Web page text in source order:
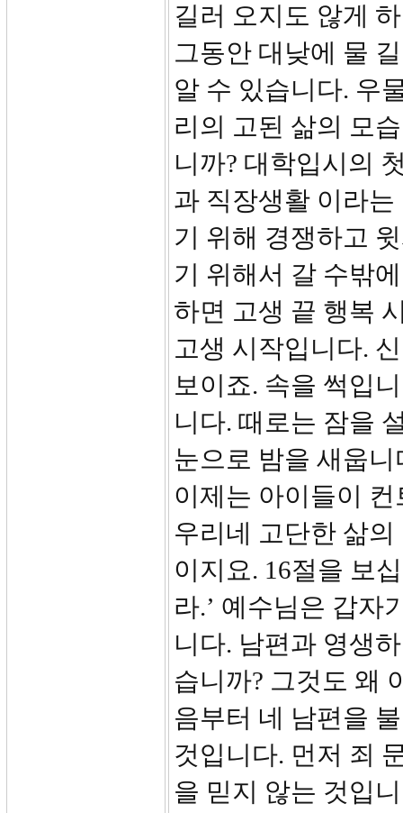
길러 오지도 않게
그동안 대낮에 물
알 수 있습니다. 우
리의 고된 삶의 모
니까? 대학입시의
과 직장생활 이라
기 위해 경쟁하고
기 위해서 갈 수밖
하면 고생 끝 행복
고생 시작입니다.
보이죠. 속을 썩입
니다. 때로는 잠을
눈으로 밤을 새웁
이제는 아이들이
우리네 고단한 삶
이지요. 16절을 보
라.’ 예수님은 갑자
니다. 남편과 영생
습니까? 그것도 왜
음부터 네 남편을
것입니다. 먼저 죄
을 믿지 않는 것입